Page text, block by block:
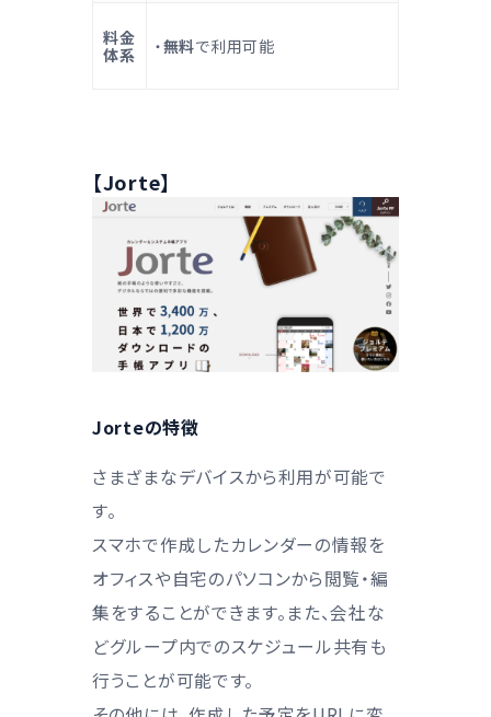
料金
体系
・無料で利用可能
【Jorte】
Jorteの特徴
さまざまなデバイスから利用が可能で
す。
スマホで作成したカレンダーの情報を
オフィスや自宅のパソコンから閲覧・編
集をすることができます。また、会社な
どグループ内でのスケジュール共有も
行うことが可能です。